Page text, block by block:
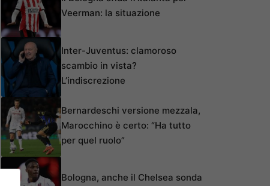
Veerman: la situazione
Inter-Juventus: clamoroso
scambio in vista?
L’indiscrezione
Bernardeschi versione mezzala,
Marocchino è certo: “Ha tutto
per quel ruolo”
Bologna, anche il Chelsea sonda